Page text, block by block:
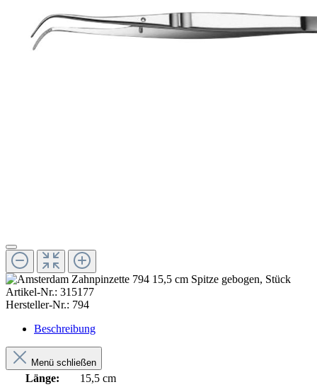
Artikel-Nr.: 315177
Hersteller-Nr.: 794
Beschreibung
Menü schließen
Länge:
15,5 cm